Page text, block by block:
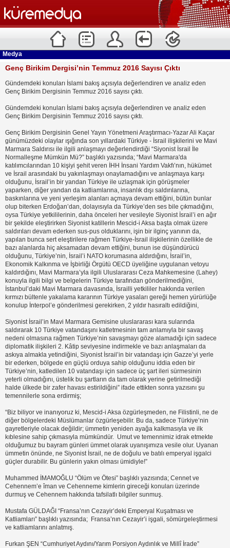
Medya
Genç Birikim Dergisi’nin Temmuz 2016 Sayısı Çıktı
Gündemdeki konuları İslami bakış açısıyla değerlendiren ve analiz eden
Genç Birikim Dergisinin Temmuz 2016 sayısı çıktı.
Gündemdeki konuları İslami bakış açısıyla değerlendiren ve analiz eden
Genç Birikim Dergisinin Temmuz 2016 sayısı çıktı.
Genç Birikim Dergisinin Genel Yayın Yönetmeni Araştırmacı-Yazar Ali Kaçar
günümüzdeki olaylar ışığında son yıllardaki Türkiye - İsrail ilişkilerini ve Mavi
Marmara Saldırısı ile ilgili anlaşmayı değerlendirdiği “Siyonist İsrail İle
Normalleşme Mümkün Mü?” başlıklı yazısında; “Mavi Marmara'da
katılımcılarından 10 kişiyi şehit veren İHH İnsani Yardım Vakfı’nın, hükümet
ve İsrail arasındaki bu yakınlaşmayı onaylamadığını ve anlaşmaya karşı
olduğunu, İsrail’in bir yandan Türkiye ile uzlaşmak için görüşmeler
yaparken, diğer yandan da katliamlarına, insanlık dışı saldırılarına,
baskınlarına ve yeni yerleşim alanları açmaya devam ettiğini, bütün bunlar
olup biterken Erdoğan’dan, dolayısıyla da Türkiye’den ses bile çıkmadığını,
oysa Türkiye yetkililerinin, daha önceleri her vesileyle Siyonist İsrail’i en ağır
bir şekilde eleştirirken Siyonist katillerin Mescid-i Aksa başta olmak üzere
saldırıları devam ederken sus-pus olduklarını, işin bir ilginç yanının da,
yapılan bunca sert eleştirilere rağmen Türkiye-İsrail ilişkilerinin özellikle de
bazı alanlarda hiç aksamadan devam ettiğini, bunun ise düşündürücü
olduğunu, Türkiye’nin, İsrail’i NATO korumasına aldırdığını, İsrail’in,
Ekonomik Kalkınma ve İşbirliği Örgütü OECD üyeliğine uygulanan vetoyu
kaldırdığını, Mavi Marmara’yla ilgili Uluslararası Ceza Mahkemesine (Lahey)
konuyla ilgili bilgi ve belgelerin Türkiye tarafından gönderilmediğini,
İstanbul’daki Mavi Marmara davasında, İsrailli yetkililer hakkında verilen
kırmızı bültenle yakalama kararının Türkiye yasaları gereği hemen yürürlüğe
konulup İnterpol’e gönderilmesi gerekirken, 2 yıldır hasıraltı edildiğini,
Siyonist İsrail’in Mavi Marmara Gemisine uluslararası kara sularında
saldırarak 10 Türkiye vatandaşını katletmesinin tam anlamıyla bir savaş
nedeni olmasına rağmen Türkiye’nin savaşmayı göze alamadığı için sadece
diplomatik ilişkileri 2. Kâtip seviyesine indirmekle ve bazı anlaşmaları da
askıya almakla yetindiğini, Siyonist İsrail’in bir vatandaşı için Gazze’yi yerle
bir ederken, bölgede en güçlü orduya sahip olduğunu iddia eden bir
Türkiye’nin, katledilen 10 vatandaşı için sadece üç şart ileri sürmesinin
yeterli olmadığını, üstelik bu şartların da tam olarak yerine getirilmediği
halde ülkede bir zafer havası estirildiğini” ifade ettikten sonra yazısını şu
temennilerle sona erdirmiş;
“Biz biliyor ve inanıyoruz ki, Mescid-i Aksa özgürleşmeden, ne Filistinli, ne de
diğer bölgelerdeki Müslümanlar özgürleşebilir. Bu da, sadece Türkiye’nin
gayretleriyle olacak değildir; ümmetin yeniden ayağa kalkmasıyla ve ilk
kıblesine sahip çıkmasıyla mümkündür. Umut ve temennimiz idrak etmekte
olduğumuz bu bayram günleri ümmet olarak uyanışımıza vesile olur. Uyanan
ümmetin önünde, ne Siyonist İsrail, ne de doğulu ve batılı emperyal işgalci
güçler durabilir. Bu günlerin yakın olması ümidiyle!”
Muhammed İMAMOĞLU “Ölüm ve Ötesi” başlıklı yazısında; Cennet ve
Cehennem’e îman ve Cehenneme kimlerin gireceği konuları üzerinde
durmuş ve Cehennem hakkında tafsilatlı bilgiler sunmuş.
Mustafa GÜLDAĞI “Fransa’nın Cezayir’deki Emperyal Kuşatması ve
Katliamları” başlıklı yazısında; Fransa’nın Cezayir’i işgali, sömürgeleştirmesi
ve katliamlarını anlatmış.
Furkan ŞEN “Cumhuriyet Aydını/Yarım Porsiyon Aydınlık ve Millî İrade”